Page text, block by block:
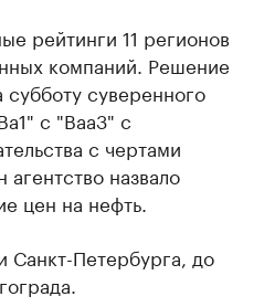
рейтинги 11 регионов
компаний. Решение
суверенного
с "Baa3" с
с чертами
назвало
цен на нефть.
Петербурга, до